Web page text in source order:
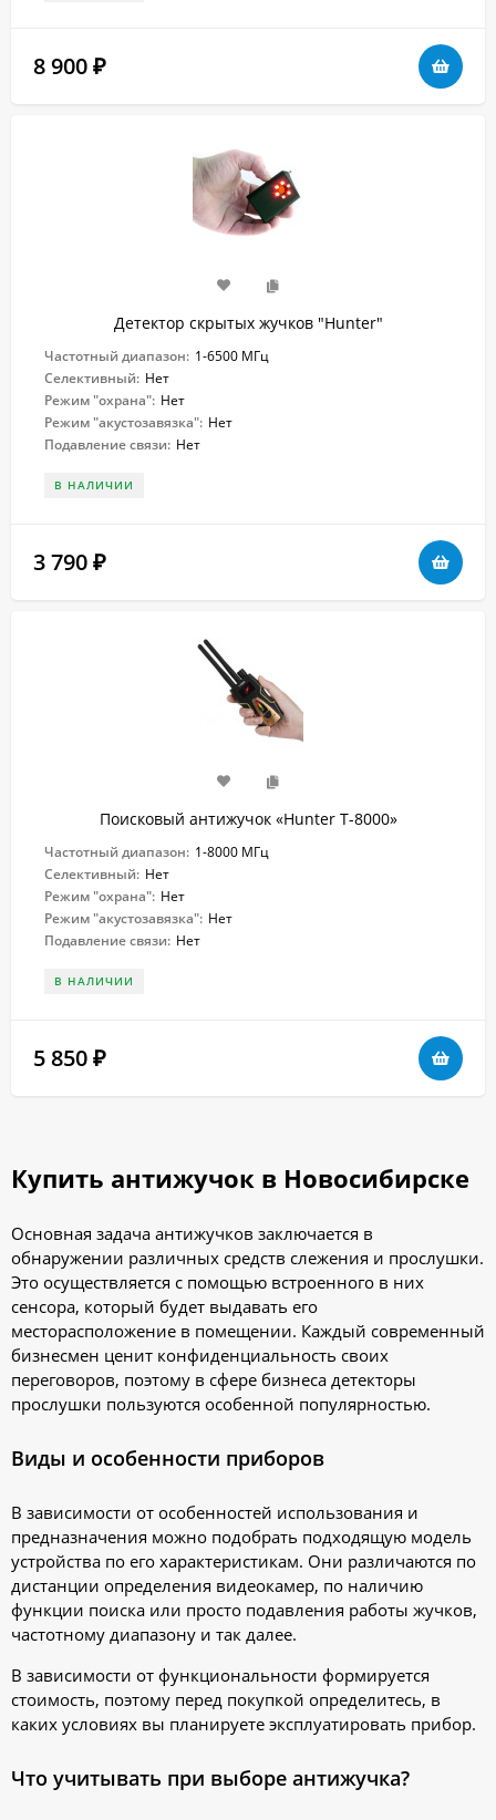
8 900 ₽
Детектор скрытых жучков "Hunter"
Частотный диапазон: 1-6500 МГц
Селективный: Нет
Режим "охрана": Нет
Режим "акустозавязка": Нет
Подавление связи: Нет
В НАЛИЧИИ
3 790 ₽
Поисковый антижучок «Hunter T-8000»
Частотный диапазон: 1-8000 МГц
Селективный: Нет
Режим "охрана": Нет
Режим "акустозавязка": Нет
Подавление связи: Нет
В НАЛИЧИИ
5 850 ₽
Купить антижучок в Новосибирске
Основная задача антижучков заключается в
обнаружении различных средств слежения и прослушки.
Это осуществляется с помощью встроенного в них
сенсора, который будет выдавать его
месторасположение в помещении. Каждый современный
бизнесмен ценит конфиденциальность своих
переговоров, поэтому в сфере бизнеса детекторы
прослушки пользуются особенной популярностью.
Виды и особенности приборов
В зависимости от особенностей использования и
предназначения можно подобрать подходящую модель
устройства по его характеристикам. Они различаются по
дистанции определения видеокамер, по наличию
функции поиска или просто подавления работы жучков,
частотному диапазону и так далее.
В зависимости от функциональности формируется
стоимость, поэтому перед покупкой определитесь, в
каких условиях вы планируете эксплуатировать прибор.
Что учитывать при выборе антижучка?